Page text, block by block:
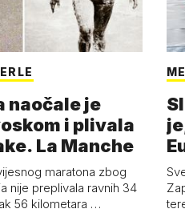
naočale je
i plivala
La Manche
maratona zbog
nije preplivala ravnih 34
56 kilometara …